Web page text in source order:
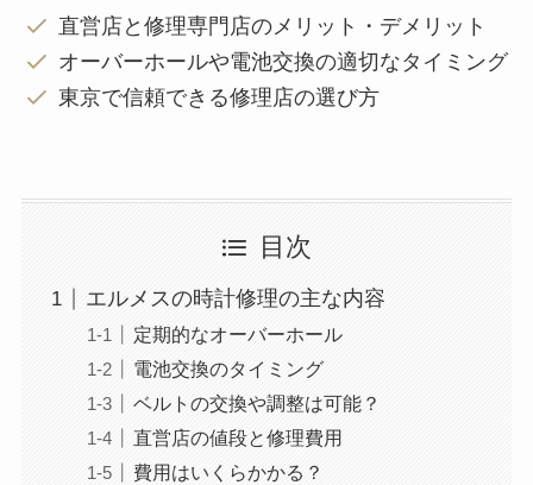
直営店と修理専門店のメリット・デメリット
オーバーホールや電池交換の適切なタイミング
東京で信頼できる修理店の選び方
目次
エルメスの時計修理の主な内容
定期的なオーバーホール
電池交換のタイミング
ベルトの交換や調整は可能？
直営店の値段と修理費用
費用はいくらかかる？